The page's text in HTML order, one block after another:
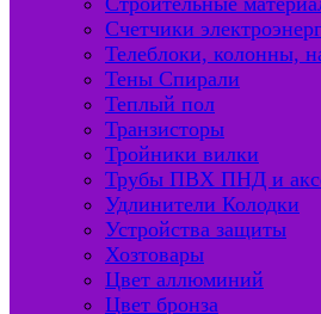
Счетчики
Телеблоки, колонны,
Тены Спирали
Теплый пол
Транзисторы
Тройники вилки
Трубы ПВХ ПНД и
Удлинители Колодки
Устройства защиты
Хозтовары
Цвет аллюминий
Цвет бронза